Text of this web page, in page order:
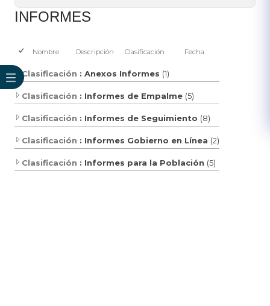
INFORMES
Nombre Descripción Clasificación Fecha
Clasificación : Anexos Informes (1)
Clasificación : Informes de Empalme (5)
Clasificación : Informes de Seguimiento (8)
Clasificación : Informes Gobierno en Línea (2)
Clasificación : Informes para la Población (5)